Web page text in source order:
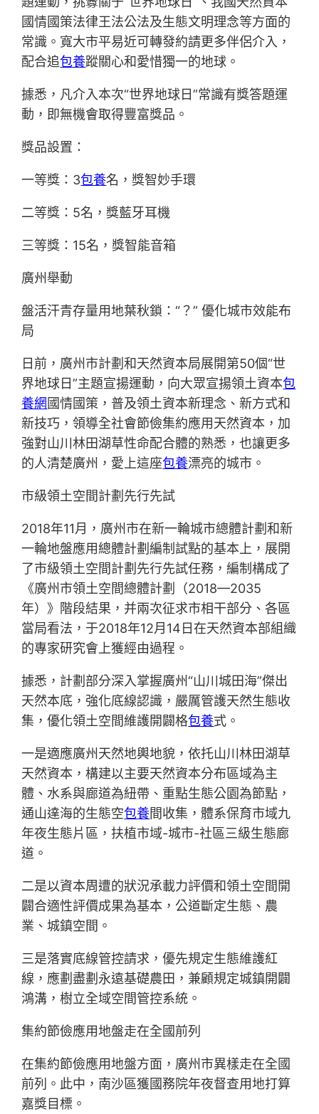
國情國策法律王法公法及生態文明理念等方面的
常識。寬大市平易近可轉發約請更多伴侶介入，
配合追包養蹤關心和愛惜獨一的地球。
據悉，凡介入本次“世界地球日”常識有獎答題運
動，即無機會取得豐富獎品。
獎品設置：
一等獎：3包養名，獎智妙手環
二等獎：5名，獎藍牙耳機
三等獎：15名，獎智能音箱
廣州舉動
盤活汗青存量用地葉秋鎖：“？” 優化城市效能布
局
日前，廣州市計劃和天然資本局展開第50個“世
界地球日”主題宣揚運動，向大眾宣揚領土資本包
養網 國情國策，普及領土資本新理念、新方式和
新技巧，領導全社會節儉集約應用天然資本，加
強對山川林田湖草性命配合體的熟悉，也讓更多
的人清楚廣州，愛上這座包養漂亮的城市。
市級領土空間計劃先行先試
2018年11月，廣州市在新一輪城市總體計劃和新
一輪地盤應用總體計劃編制試點的基本上，展開
了市級領土空間計劃先行先試任務，編制構成了
《廣州市領土空間總體計劃（2018—2035
年）》階段結果，并兩次征求市相干部分、各區
當局看法，于2018年12月14日在天然資本部組織
的專家研究會上獲經由過程。
據悉，計劃部分深入掌握廣州“山川城田海”傑出
天然本底，強化底線認識，嚴厲管護天然生態收
集，優化領土空間維護開闢格包養式。
一是適應廣州天然地輿地貌，依托山川林田湖草
天然資本，構建以主要天然資本分布區域為主
體、水系與廊道為紐帶、重點生態公園為節點，
通山達海的生態空包養間收集，體系保育市域九
年夜生態片區，扶植市域-城市-社區三級生態廊
道。
二是以資本周遭的狀況承載力評價和領土空間開
闢合適性評價成果為基本，公道斷定生態、農
業、城鎮空間。
三是落實底線管控請求，優先規定生態維護紅
線，應劃盡劃永遠基礎農田，兼顧規定城鎮開闢
鴻溝，樹立全域空間管控系統。
集約節儉應用地盤走在全國前列
在集約節儉應用地盤方面，廣州市異樣走在全國
前列。此中，南沙區獲國務院年夜督查用地打算
嘉獎目標。